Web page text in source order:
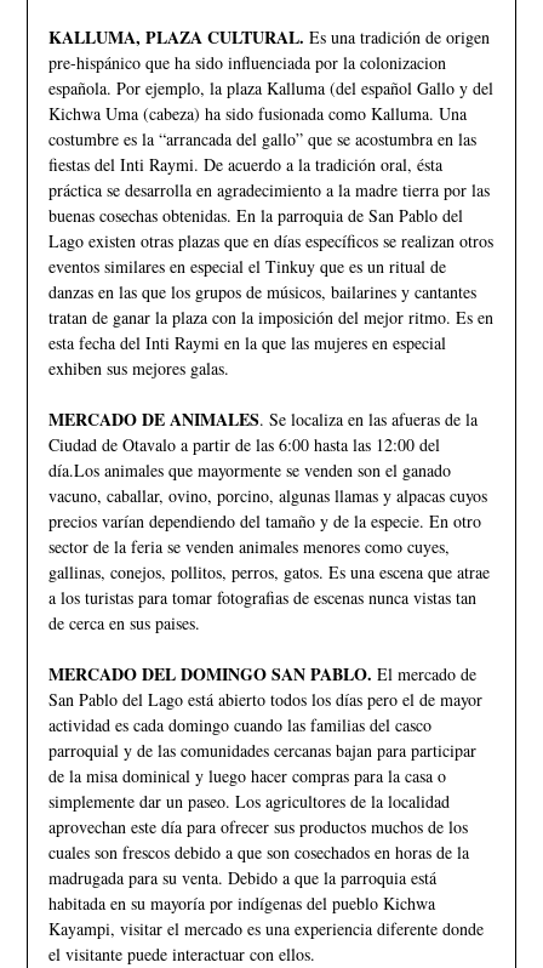
KALLUMA, PLAZA CULTURAL. Es una tradición de origen
pre-hispánico que ha sido influenciada por la colonizacion
española. Por ejemplo, la plaza Kalluma (del español Gallo y del
Kichwa Uma (cabeza) ha sido fusionada como Kalluma. Una
costumbre es la “arrancada del gallo” que se acostumbra en las
fiestas del Inti Raymi. De acuerdo a la tradición oral, ésta
práctica se desarrolla en agradecimiento a la madre tierra por las
buenas cosechas obtenidas. En la parroquia de San Pablo del
Lago existen otras plazas que en días específicos se realizan otros
eventos similares en especial el Tinkuy que es un ritual de
danzas en las que los grupos de músicos, bailarines y cantantes
tratan de ganar la plaza con la imposición del mejor ritmo. Es en
esta fecha del Inti Raymi en la que las mujeres en especial
exhiben sus mejores galas.
MERCADO DE ANIMALES. Se localiza en las afueras de la
Ciudad de Otavalo a partir de las 6:00 hasta las 12:00 del
día.Los animales que mayormente se venden son el ganado
vacuno, caballar, ovino, porcino, algunas llamas y alpacas cuyos
precios varían dependiendo del tamaño y de la especie. En otro
sector de la feria se venden animales menores como cuyes,
gallinas, conejos, pollitos, perros, gatos. Es una escena que atrae
a los turistas para tomar fotografias de escenas nunca vistas tan
de cerca en sus paises.
MERCADO DEL DOMINGO SAN PABLO. El mercado de
San Pablo del Lago está abierto todos los días pero el de mayor
actividad es cada domingo cuando las familias del casco
parroquial y de las comunidades cercanas bajan para participar
de la misa dominical y luego hacer compras para la casa o
simplemente dar un paseo. Los agricultores de la localidad
aprovechan este día para ofrecer sus productos muchos de los
cuales son frescos debido a que son cosechados en horas de la
madrugada para su venta. Debido a que la parroquia está
habitada en su mayoría por indígenas del pueblo Kichwa
Kayampi, visitar el mercado es una experiencia diferente donde
el visitante puede interactuar con ellos.